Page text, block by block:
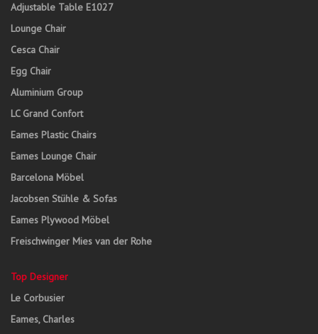
Adjustable Table E1027
Lounge Chair
Cesca Chair
Egg Chair
Aluminium Group
LC Grand Confort
Eames Plastic Chairs
Eames Lounge Chair
Barcelona Möbel
Jacobsen Stühle & Sofas
Eames Plywood Möbel
Freischwinger Mies van der Rohe
Top Designer
Le Corbusier
Eames, Charles